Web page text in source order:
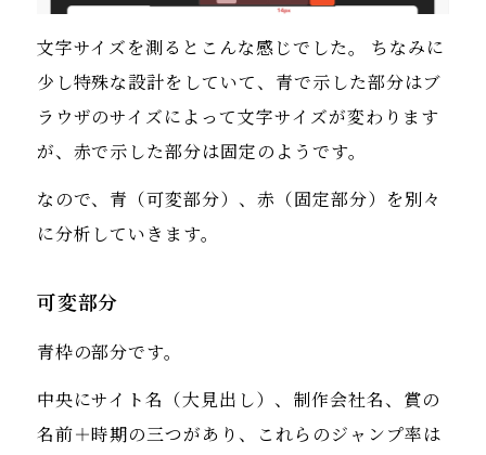
文字サイズを測るとこんな感じでした。 ちなみに
少し特殊な設計をしていて、青で示した部分はブ
ラウザのサイズによって文字サイズが変わります
が、赤で示した部分は固定のようです。
なので、青（可変部分）、赤（固定部分）を別々
に分析していきます。
可変部分
青枠の部分です。
中央にサイト名（大見出し）、制作会社名、賞の
名前＋時期の三つがあり、これらのジャンプ率は